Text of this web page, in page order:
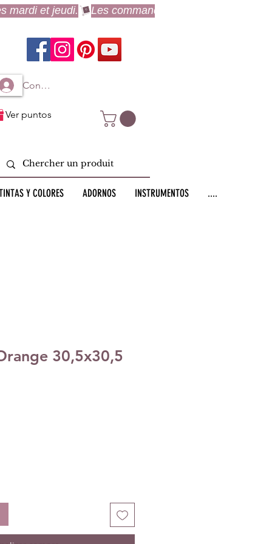
Connexion à mon compte
Ver puntos
Y COLORES ADORNOS INSTRUMENTOS ....
30,5x30,5